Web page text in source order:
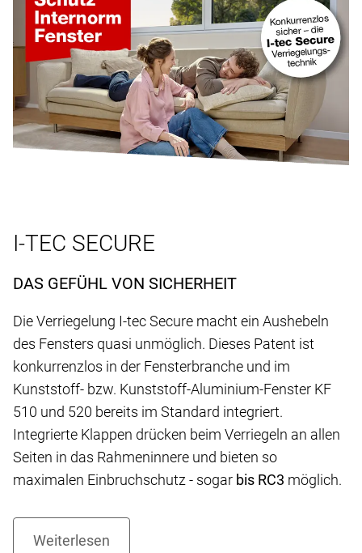
I-TEC SECURE
DAS GEFÜHL VON SICHERHEIT
Die Verriegelung I-tec Secure macht ein Aushebeln
des Fensters quasi unmöglich. Dieses Patent ist
konkurrenzlos in der Fensterbranche und im
Kunststoff- bzw. Kunststoff-Aluminium-Fenster KF
510 und 520 bereits im Standard integriert.
Integrierte Klappen drücken beim Verriegeln an allen
Seiten in das Rahmeninnere und bieten so
maximalen Einbruchschutz - sogar bis RC3 möglich.